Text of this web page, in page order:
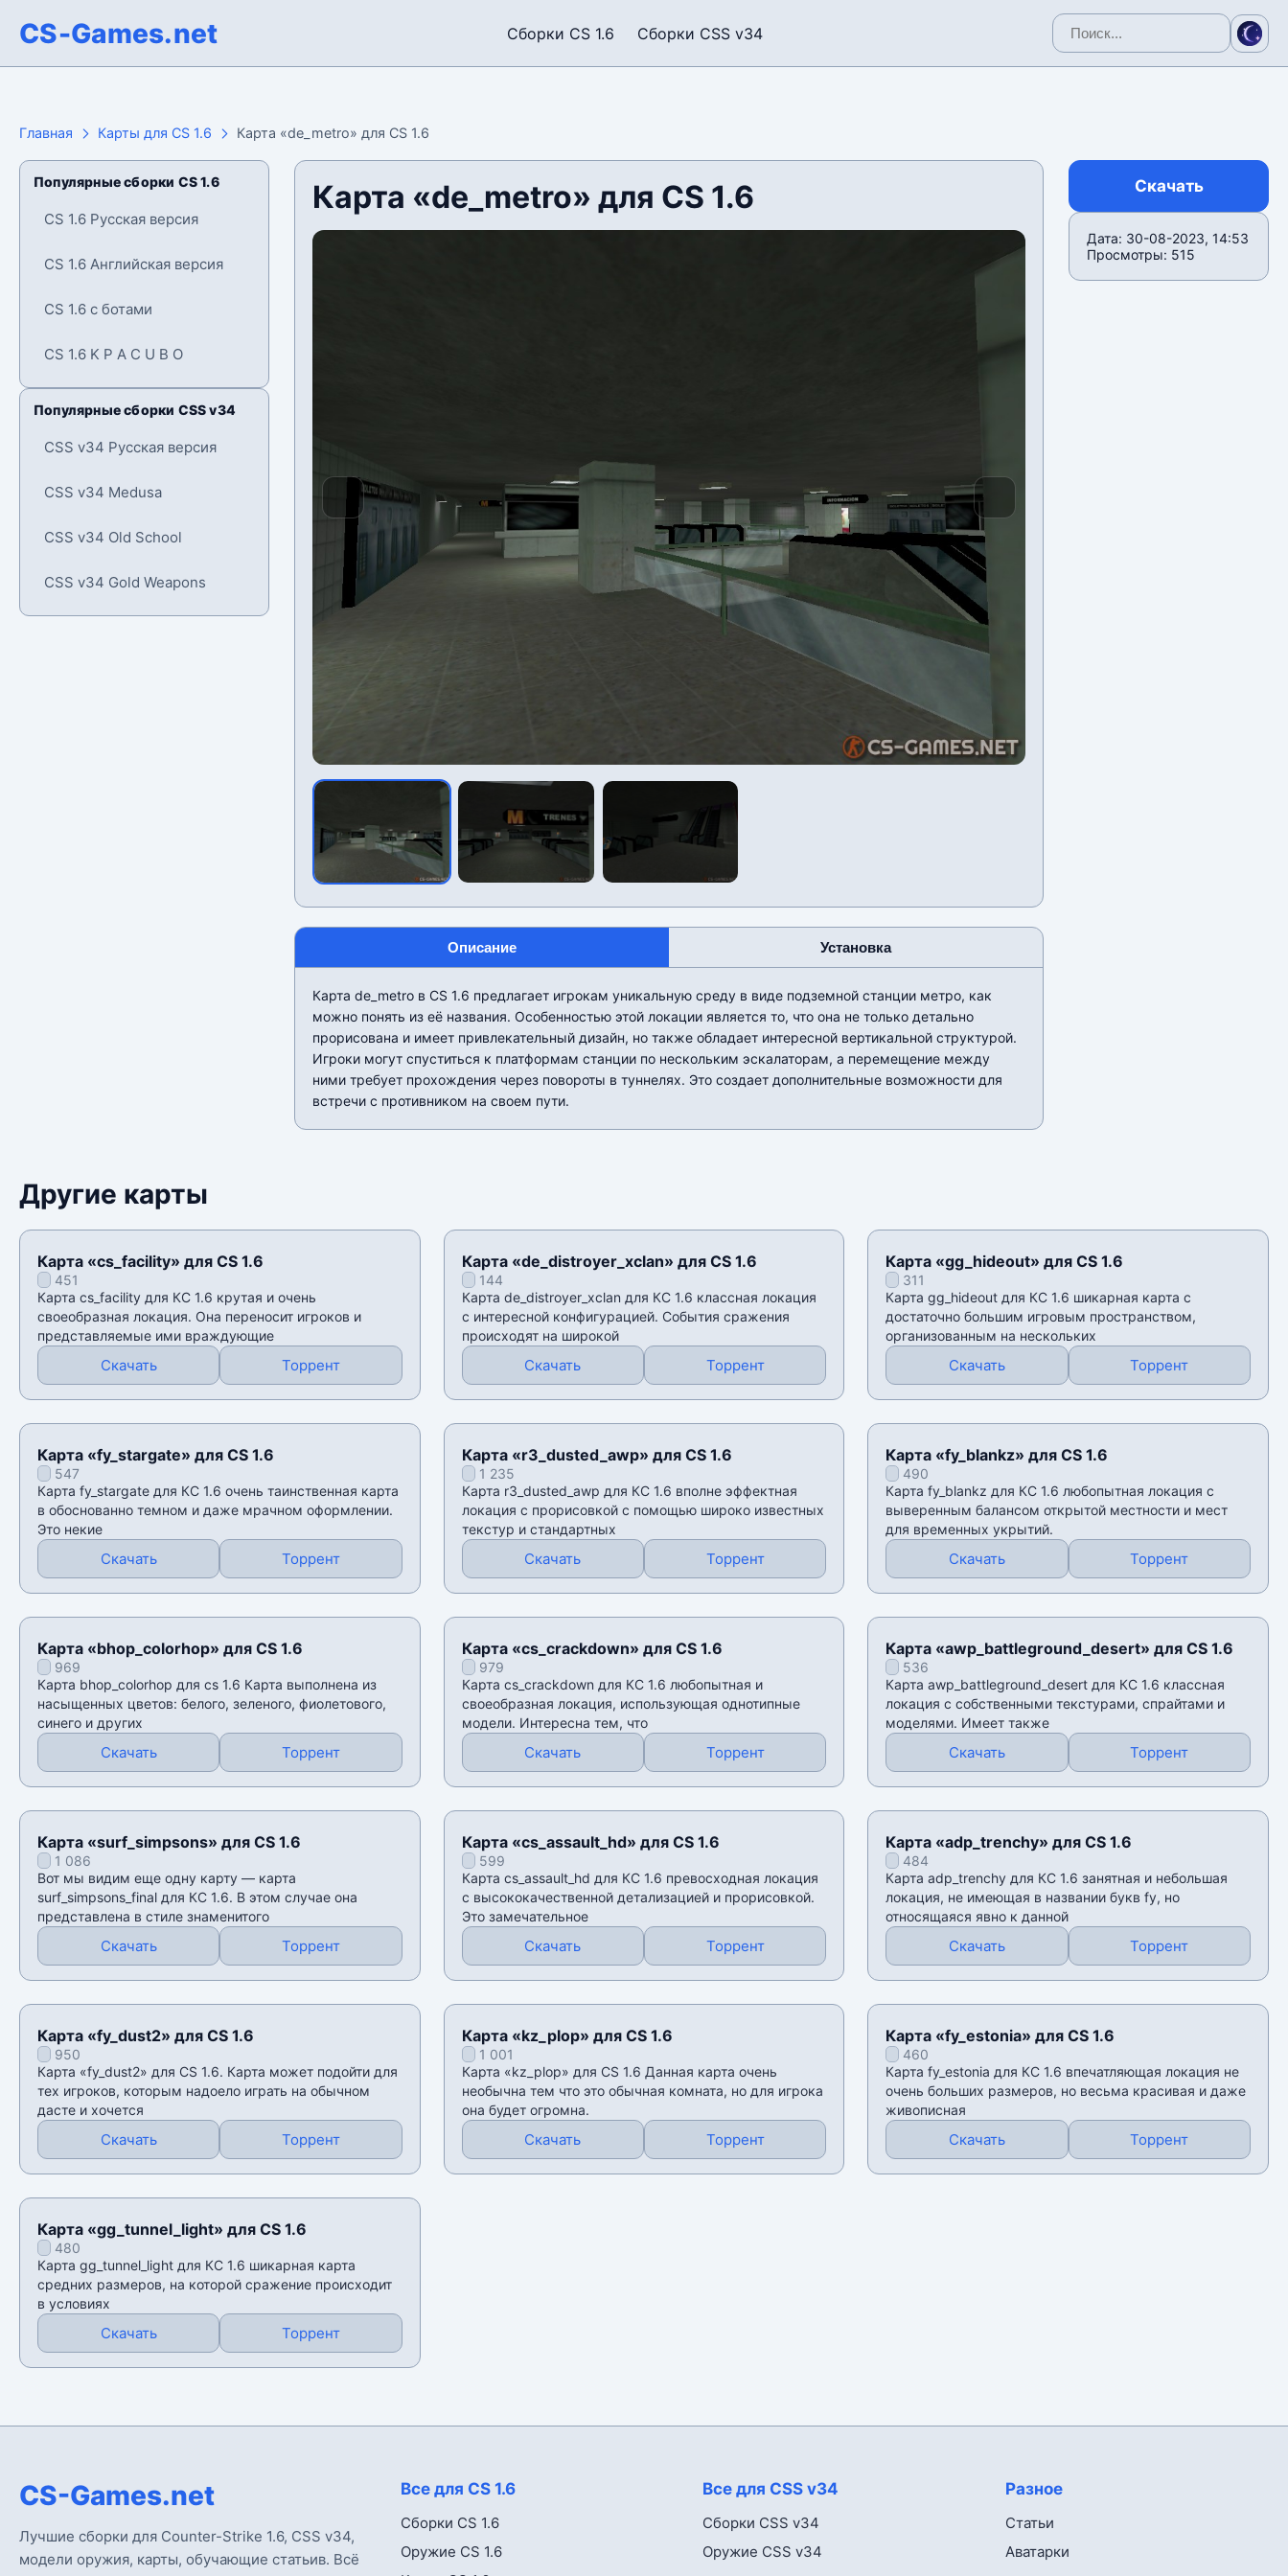
CS-Games.net Сборки CS 1.6 Сборки CSS v34
Главная Карты для CS 1.6 Карта «de_metro» для CS 1.6
Популярные сборки CS 1.6
CS 1.6 Русская версия
CS 1.6 Английская версия
CS 1.6 с ботами
CS 1.6 K P A C U B O
Популярные сборки CSS v34
CSS v34 Русская версия
CSS v34 Medusa
CSS v34 Old School
CSS v34 Gold Weapons
Карта «de_metro» для CS 1.6
Описание Установка
Карта de_metro в CS 1.6 предлагает игрокам уникальную среду в виде подземной станции метро, как
можно понять из её названия. Особенностью этой локации является то, что она не только детально
прорисована и имеет привлекательный дизайн, но также обладает интересной вертикальной структурой.
Игроки могут спуститься к платформам станции по нескольким эскалаторам, а перемещение между
ними требует прохождения через повороты в туннелях. Это создает дополнительные возможности для
встречи с противником на своем пути.
Скачать
Дата: 30-08-2023, 14:53
Просмотры: 515
Другие карты
Карта «cs_facility» для CS 1.6
451
Карта cs_facility для КС 1.6 крутая и очень
своеобразная локация. Она переносит игроков и
представляемые ими враждующие
Скачать Торрент
Карта «de_distroyer_xclan» для CS 1.6
144
Карта de_distroyer_xclan для КС 1.6 классная локация
с интересной конфигурацией. События сражения
происходят на широкой
Скачать Торрент
Карта «gg_hideout» для CS 1.6
311
Карта gg_hideout для КС 1.6 шикарная карта с
достаточно большим игровым пространством,
организованным на нескольких
Скачать Торрент
Карта «fy_stargate» для CS 1.6
547
Карта fy_stargate для КС 1.6 очень таинственная карта
в обоснованно темном и даже мрачном оформлении.
Это некие
Скачать Торрент
Карта «r3_dusted_awp» для CS 1.6
1 235
Карта r3_dusted_awp для КС 1.6 вполне эффектная
локация с прорисовкой с помощью широко известных
текстур и стандартных
Скачать Торрент
Карта «fy_blankz» для CS 1.6
490
Карта fy_blankz для КС 1.6 любопытная локация с
выверенным балансом открытой местности и мест
для временных укрытий.
Скачать Торрент
Карта «bhop_colorhop» для CS 1.6
969
Карта bhop_colorhop для cs 1.6 Карта выполнена из
насыщенных цветов: белого, зеленого, фиолетового,
синего и других
Скачать Торрент
Карта «cs_crackdown» для CS 1.6
979
Карта cs_crackdown для КС 1.6 любопытная и
своеобразная локация, использующая однотипные
модели. Интересна тем, что
Скачать Торрент
Карта «awp_battleground_desert» для CS 1.6
536
Карта awp_battleground_desert для КС 1.6 классная
локация с собственными текстурами, спрайтами и
моделями. Имеет также
Скачать Торрент
Карта «surf_simpsons» для CS 1.6
1 086
Вот мы видим еще одну карту — карта
surf_simpsons_final для КС 1.6. В этом случае она
представлена в стиле знаменитого
Скачать Торрент
Карта «cs_assault_hd» для CS 1.6
599
Карта cs_assault_hd для КС 1.6 превосходная локация
с высококачественной детализацией и прорисовкой.
Это замечательное
Скачать Торрент
Карта «adp_trenchy» для CS 1.6
484
Карта adp_trenchy для КС 1.6 занятная и небольшая
локация, не имеющая в названии букв fy, но
относящаяся явно к данной
Скачать Торрент
Карта «fy_dust2» для CS 1.6
950
Карта «fy_dust2» для CS 1.6. Карта может подойти для
тех игроков, которым надоело играть на обычном
дасте и хочется
Скачать Торрент
Карта «kz_plop» для CS 1.6
1 001
Карта «kz_plop» для CS 1.6 Данная карта очень
необычна тем что это обычная комната, но для игрока
она будет огромна.
Скачать Торрент
Карта «fy_estonia» для CS 1.6
460
Карта fy_estonia для КС 1.6 впечатляющая локация не
очень больших размеров, но весьма красивая и даже
живописная
Скачать Торрент
Карта «gg_tunnel_light» для CS 1.6
480
Карта gg_tunnel_light для КС 1.6 шикарная карта
средних размеров, на которой сражение происходит
в условиях
Скачать Торрент
CS-Games.net
Лучшие сборки для Counter-Strike 1.6, CSS v34,
модели оружия, карты, обучающие статьив. Всё
Все для CS 1.6
Сборки CS 1.6
Оружие CS 1.6
Все для CSS v34
Сборки CSS v34
Оружие CSS v34
Разное
Статьи
Аватарки